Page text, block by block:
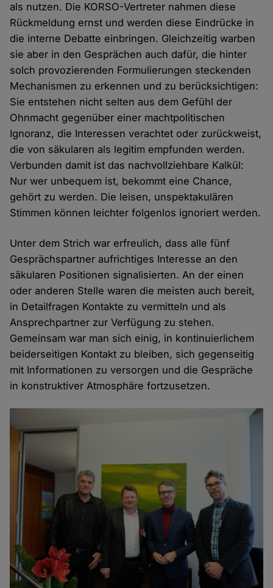
als nutzen. Die KORSO-Vertreter nahmen diese
Rückmeldung ernst und werden diese Eindrücke in
die interne Debatte einbringen. Gleichzeitig warben
sie aber in den Gesprächen auch dafür, die hinter
solch provozierenden Formulierungen steckenden
Mechanismen zu erkennen und zu berücksichtigen:
Sie entstehen nicht selten aus dem Gefühl der
Ohnmacht gegenüber einer machtpolitischen
Ignoranz, die Interessen verachtet oder zurückweist,
die von säkularen als legitim empfunden werden.
Verbunden damit ist das nachvollziehbare Kalkül:
Nur wer unbequem ist, bekommt eine Chance,
gehört zu werden. Die leisen, unspektakulären
Stimmen können leichter folgenlos ignoriert werden.
Unter dem Strich war erfreulich, dass alle fünf
Gesprächspartner aufrichtiges Interesse an den
säkularen Positionen signalisierten. An der einen
oder anderen Stelle waren die meisten auch bereit,
in Detailfragen Kontakte zu vermitteln und als
Ansprechpartner zur Verfügung zu stehen.
Gemeinsam war man sich einig, in kontinuierlichem
beiderseitigen Kontakt zu bleiben, sich gegenseitig
mit Informationen zu versorgen und die Gespräche
in konstruktiver Atmosphäre fortzusetzen.